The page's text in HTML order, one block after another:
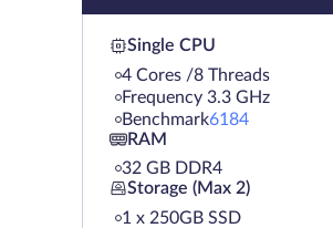
Single CPU
4 Cores /8 Threads
Frequency 3.3 GHz
Benchmark6184
RAM
32 GB DDR4
Storage (Max 2)
1 х 250GB SSD